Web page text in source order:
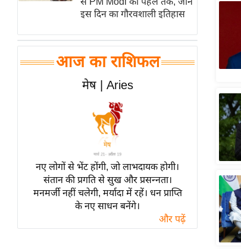
न्यूज ब्रीफ
बॉलीवुड
हॉलीवुड
फिल्म समीक्षा
लाइफस्टाइल
टेक्नॉलॉजी
ब्यूटी/फैशन
घरेलू नुस्खे
पर्यटन स्थल
फिटनेस मंत्रा
इस दिन का गौरवशाली इतिहास
आज का राशिफल
मेष | Aries
नए लोगों से भेंट होंगी, जो लाभदायक होगी।
संतान की प्रगति से सुख और प्रसन्नता।
मनमर्जी नहीं चलेगी, मर्यादा में रहें। धन प्राप्ति
के नए साधन बनेंगे।
और पढ़ें